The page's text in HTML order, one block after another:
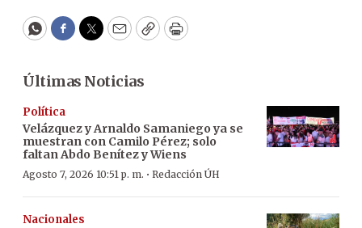
WhatsApp
Facebook
Twitter
EmailCopyPrint
Últimas Noticias
Política
Velázquez y Arnaldo Samaniego ya se
muestran con Camilo Pérez; solo
faltan Abdo Benítez y Wiens
Agosto 7, 2026 10:51 p. m. · Redacción ÚH
Nacionales